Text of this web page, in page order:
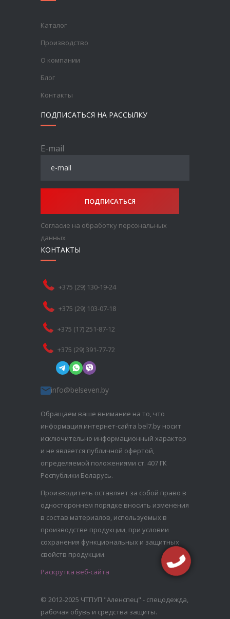
Каталог
Производство
О компании
Блог
Контакты
ПОДПИСАТЬСЯ НА РАССЫЛКУ
E-mail
ПОДПИСАТЬСЯ
Согласие на обработку персональных
данных
КОНТАКТЫ
+375 (29) 130-19-24
+375 (29) 103-07-18
+375 (17) 251-87-12
+375 (29) 391-77-72
info@belseven.by
Обращаем ваше внимание на то, что
информация интернет-сайта bel7.by носит
исключительно информационный характер
и не является публичной офертой,
определяемой положениями ст. 407 ГК
Республики Беларусь.
Производитель оставляет за собой право в
одностороннем порядке вносить изменения
в состав материалов, используемых в
производстве продукции, при условии
сохранения функциональных и защитных
свойств продукции.
Раскрутка веб-сайта
© 2012-2025 ЧТПУП "Аленспец" - спецодежда,
рабочая обувь и средства защиты.